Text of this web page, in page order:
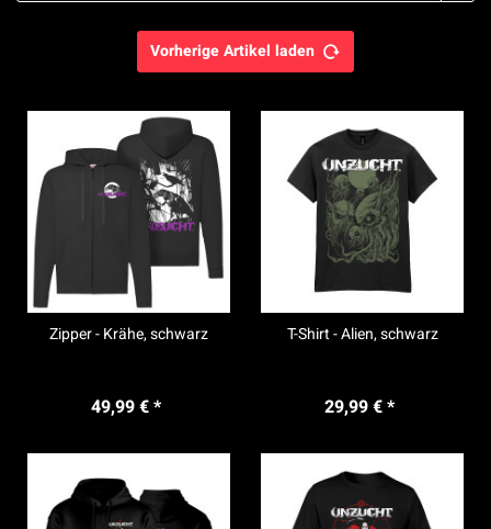
Vorherige Artikel laden
Zipper - Krähe, schwarz
49,99 € *
T-Shirt - Alien, schwarz
29,99 € *